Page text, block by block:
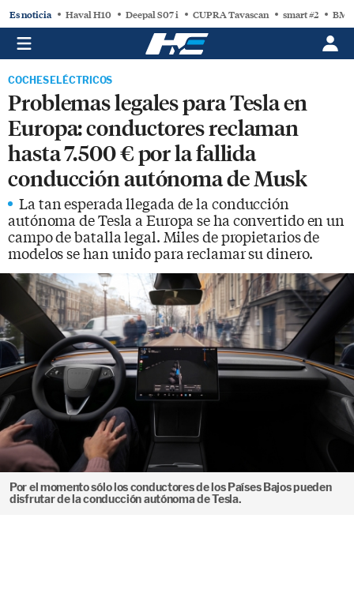
Es noticia Haval H10 Deepal S07 i CUPRA Tavascan smart #2
COCHES ELÉCTRICOS
Problemas legales para Tesla en
Europa: conductores reclaman
hasta 7.500 € por la fallida
conducción autónoma de Musk
La tan esperada llegada de la conducción
autónoma de Tesla a Europa se ha convertido en un
campo de batalla legal. Miles de propietarios de
modelos se han unido para reclamar su dinero.
Por el momento sólo los conductores de los Países Bajos pueden
disfrutar de la conducción autónoma de Tesla.